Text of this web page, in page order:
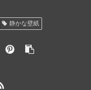
静かな壁紙